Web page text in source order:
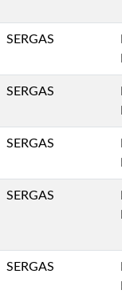
SERGAS
SERGAS
SERGAS
SERGAS
SERGAS